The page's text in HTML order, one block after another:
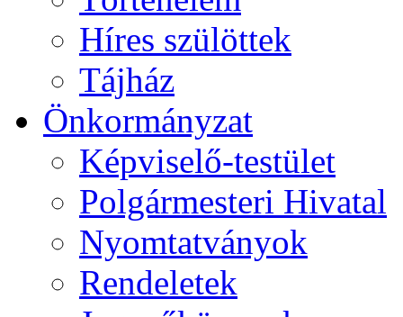
Híres szülöttek
Tájház
Önkormányzat
Képviselő-testület
Polgármesteri Hivatal
Nyomtatványok
Rendeletek